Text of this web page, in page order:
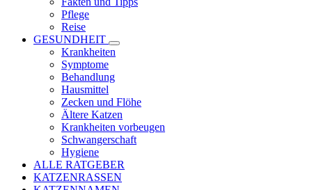
Pflege
Reise
GESUNDHEIT
Krankheiten
Symptome
Behandlung
Hausmittel
Zecken und Flöhe
Ältere Katzen
Krankheiten vorbeugen
Schwangerschaft
Hygiene
ALLE RATGEBER
KATZENRASSEN